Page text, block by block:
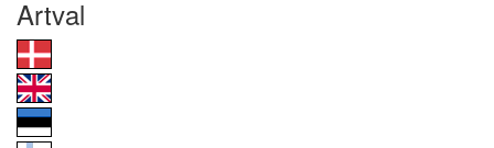
Artval